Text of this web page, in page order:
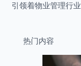
引领着物业管理行
热门内容